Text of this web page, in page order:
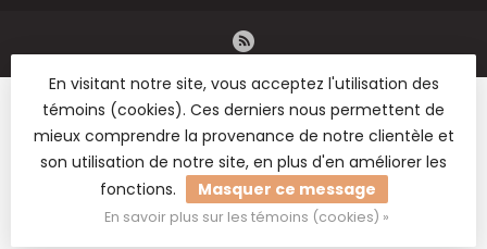
© Copyright 2026 B2B Flowers BV - Vente en gros de fleurs
séchées, de fournitures de fleuristerie et de matériel de
loisirs.
En visitant notre site, vous acceptez l'utilisation des
témoins (cookies). Ces derniers nous permettent de
mieux comprendre la provenance de notre clientèle et
son utilisation de notre site, en plus d'en améliorer les
fonctions.
Masquer ce message
En savoir plus sur les témoins (cookies) »